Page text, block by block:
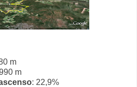
m
m
: 22,9%